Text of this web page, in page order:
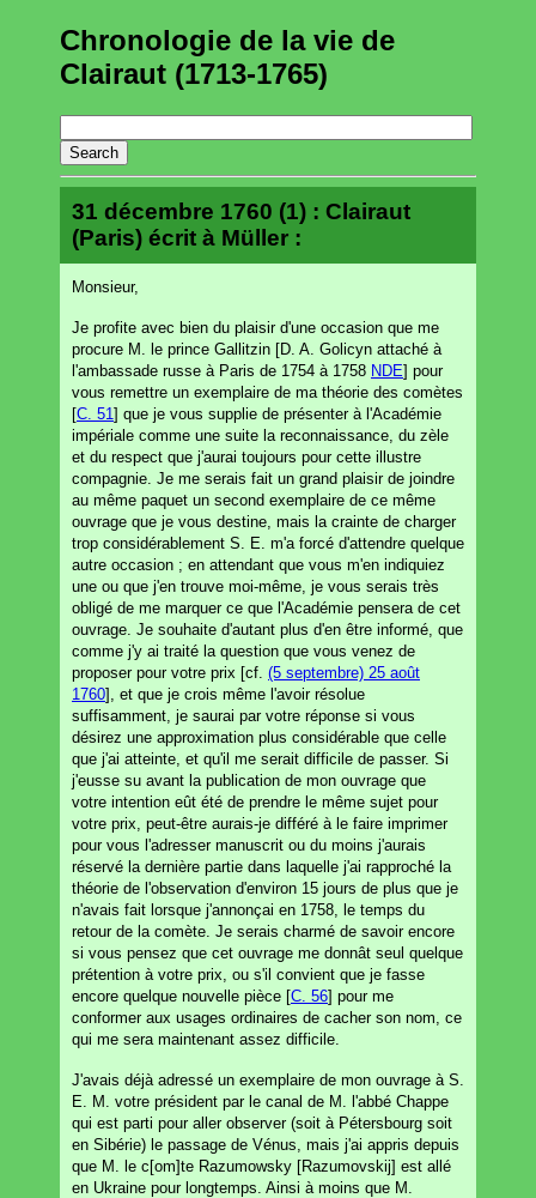
Chronologie de la vie de
Clairaut (1713-1765)
31 décembre 1760 (1) : Clairaut
(Paris) écrit à Müller :
Monsieur,
Je profite avec bien du plaisir d'une occasion que me
procure M. le prince Gallitzin [D. A. Golicyn attaché à
l'ambassade russe à Paris de 1754 à 1758 NDE] pour
vous remettre un exemplaire de ma théorie des comètes
[C. 51 ] que je vous supplie de présenter à l'Académie
impériale comme une suite la reconnaissance, du zèle
et du respect que j'aurai toujours pour cette illustre
compagnie. Je me serais fait un grand plaisir de joindre
au même paquet un second exemplaire de ce même
ouvrage que je vous destine, mais la crainte de charger
trop considérablement S. E. m'a forcé d'attendre quelque
autre occasion ; en attendant que vous m'en indiquiez
une ou que j'en trouve moi-même, je vous serais très
obligé de me marquer ce que l'Académie pensera de cet
ouvrage. Je souhaite d'autant plus d'en être informé, que
comme j'y ai traité la question que vous venez de
proposer pour votre prix [cf. (5 septembre) 25 août
1760], et que je crois même l'avoir résolue
suffisamment, je saurai par votre réponse si vous
désirez une approximation plus considérable que celle
que j'ai atteinte, et qu'il me serait difficile de passer. Si
j'eusse su avant la publication de mon ouvrage que
votre intention eût été de prendre le même sujet pour
votre prix, peut-être aurais-je différé à le faire imprimer
pour vous l'adresser manuscrit ou du moins j'aurais
réservé la dernière partie dans laquelle j'ai rapproché la
théorie de l'observation d'environ 15 jours de plus que je
n'avais fait lorsque j'annonçai en 1758, le temps du
retour de la comète. Je serais charmé de savoir encore
si vous pensez que cet ouvrage me donnât seul quelque
prétention à votre prix, ou s'il convient que je fasse
encore quelque nouvelle pièce [C. 56] pour me
conformer aux usages ordinaires de cacher son nom, ce
qui me sera maintenant assez difficile.
J'avais déjà adressé un exemplaire de mon ouvrage à S.
E. M. votre président par le canal de M. l'abbé Chappe
qui est parti pour aller observer (soit à Pétersbourg soit
en Sibérie) le passage de Vénus, mais j'ai appris depuis
que M. le c[om]te Razumowsky [Razumovskij] est allé
en Ukraine pour longtemps. Ainsi à moins que M.